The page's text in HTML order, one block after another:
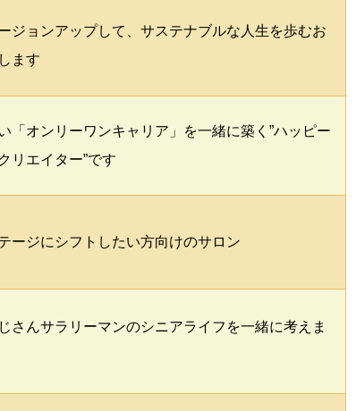
ジョンアップして、サステナブルな人生を歩むお
ます
「オンリーワンキャリア」を一緒に築く”ハッピー
リエイター”です
ージにシフトしたい方向けのサロン
さんサラリーマンのシニアライフを一緒に考えま